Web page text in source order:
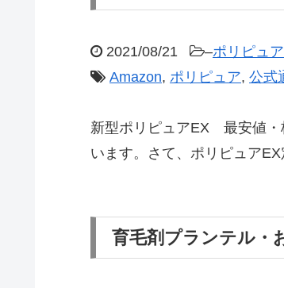
2021/08/21 –ポリピュ
Amazon, ポリピュア, 公式
新型ポリピュアEX 最安値・
います。さて、ポリピュア
育毛剤プランテル・